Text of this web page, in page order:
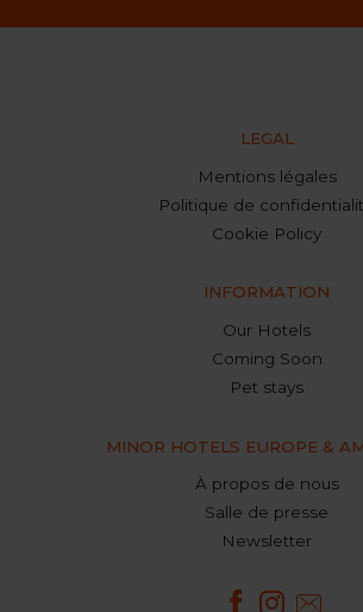
LEGAL
Mentions légales
Politique de
Cookie Policy
INFORMATION
Our Hotels
Coming Soon
Pet stays
MINOR HOTELS EUROPE &
À propos de nous
Salle de presse
Newsletter